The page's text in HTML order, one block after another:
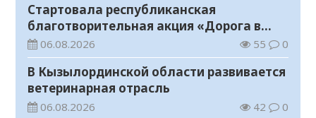
Стартовала республиканская
благотворительная акция «Дорога в
школу»
06.08.2026 55 0
В Кызылординской области развивается
ветеринарная отрасль
06.08.2026 42 0